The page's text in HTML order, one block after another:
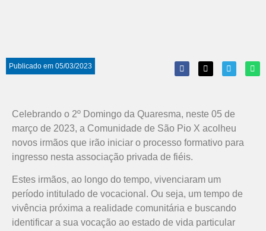
Publicado em 05/03/2023
Celebrando o 2º Domingo da Quaresma, neste 05 de
março de 2023, a Comunidade de São Pio X acolheu
novos irmãos que irão iniciar o processo formativo para
ingresso nesta associação privada de fiéis.
Estes irmãos, ao longo do tempo, vivenciaram um
período intitulado de vocacional. Ou seja, um tempo de
vivência próxima a realidade comunitária e buscando
identificar a sua vocação ao estado de vida particular